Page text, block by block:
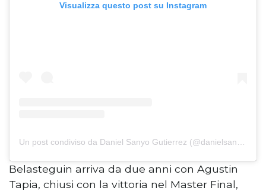
Visualizza questo post su Instagram
Belasteguin arriva da due anni con Agustin
Tapia, chiusi con la vittoria nel Master Final,